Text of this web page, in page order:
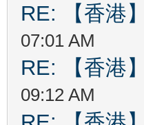
RE: 【香港
07:01 AM
RE: 【香港
09:12 AM